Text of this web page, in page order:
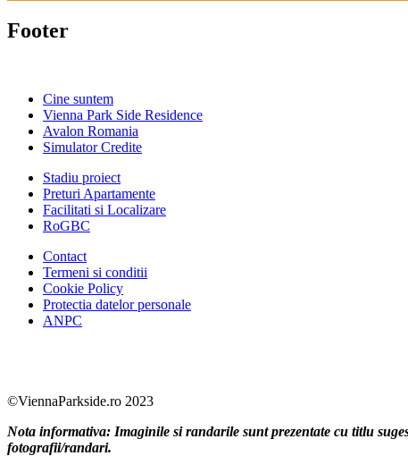
Footer
Cine suntem
Vienna Park Side Residence
Avalon Romania
Simulator Credite
Stadiu proiect
Preturi Apartamente
Facilitati si Localizare
RoGBC
Contact
Termeni si conditii
Cookie Policy
Protectia datelor personale
ANPC
©ViennaParkside.ro 2023
Nota informativa: Imaginile si randarile sunt prezentate cu titlu
fotografii/randari.